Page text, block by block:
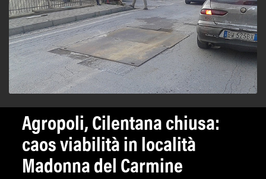
Agropoli, Cilentana chiusa:
caos viabilità in località
Madonna del Carmine